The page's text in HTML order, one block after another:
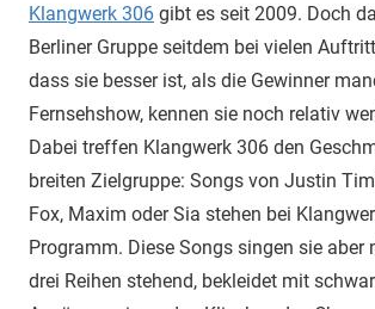
Klangwerk 306 gibt es seit 2009. Doch
Berliner Gruppe seitdem bei vielen
dass sie besser ist, als die Gewinner
Fernsehshow, kennen sie noch relativ
Dabei treffen Klangwerk 306 den
breiten Zielgruppe: Songs von Justin
Fox, Maxim oder Sia stehen bei
Programm. Diese Songs singen sie aber
drei Reihen stehend, bekleidet mit